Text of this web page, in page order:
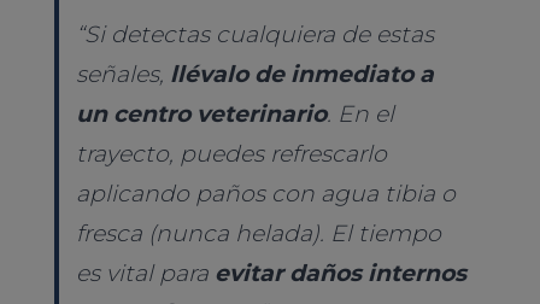
“Si detectas cualquiera de estas
señales, llévalo de inmediato a
un centro veterinario. En el
trayecto, puedes refrescarlo
aplicando paños con agua tibia o
fresca (nunca helada). El tiempo
es vital para evitar daños internos